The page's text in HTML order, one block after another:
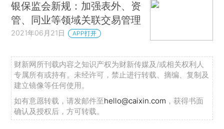
银保监会新规：加强表外、资
管、同业等领域关联交易管理
2021年06月21日 APP打开
财新网所刊载内容之知识产权为财新传媒及/或相关权利人
专属所有或持有。未经许可，禁止进行转载、摘编、复制及
建立镜像等任何使用。
如有意愿转载，请发邮件至hello@caixin.com ，获得书面
确认及授权后，方可转载。